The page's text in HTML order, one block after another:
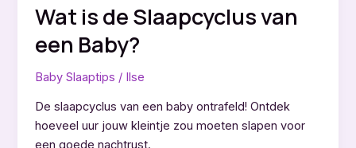
Wat is de Slaapcyclus van
een Baby?
Baby Slaaptips / Ilse
De slaapcyclus van een baby ontrafeld! Ontdek
hoeveel uur jouw kleintje zou moeten slapen voor
een goede nachtrust.